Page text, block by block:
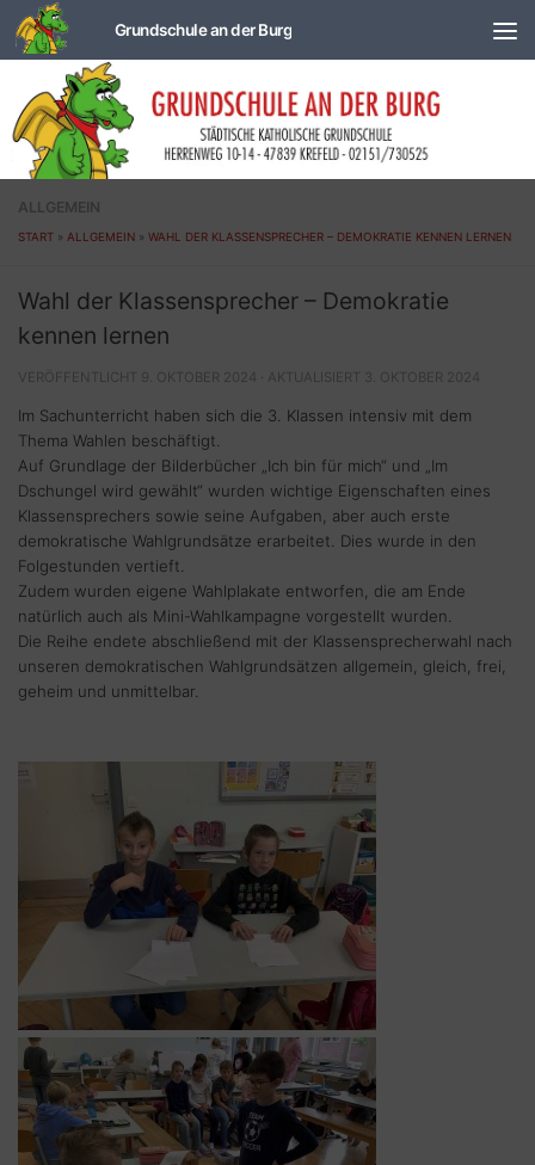
Zum Inhalt springen
ALLGEMEIN
START » ALLGEMEIN » WAHL DER KLASSENSPRECHER – DEMOKRATIE KENNEN LERNEN
Wahl der Klassensprecher – Demokratie
kennen lernen
VERÖFFENTLICHT 9. OKTOBER 2024 · AKTUALISIERT 3. OKTOBER 2024
Im Sachunterricht haben sich die 3. Klassen intensiv mit dem
Thema Wahlen beschäftigt.
Auf Grundlage der Bilderbücher „Ich bin für mich“ und „Im
Dschungel wird gewählt“ wurden wichtige Eigenschaften eines
Klassensprechers sowie seine Aufgaben, aber auch erste
demokratische Wahlgrundsätze erarbeitet. Dies wurde in den
Folgestunden vertieft.
Zudem wurden eigene Wahlplakate entworfen, die am Ende
natürlich auch als Mini-Wahlkampagne vorgestellt wurden.
Die Reihe endete abschließend mit der Klassensprecherwahl nach
unseren demokratischen Wahlgrundsätzen allgemein, gleich, frei,
geheim und unmittelbar.